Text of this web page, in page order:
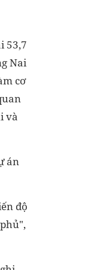
53,7
Nai
cơ
và
án
độ